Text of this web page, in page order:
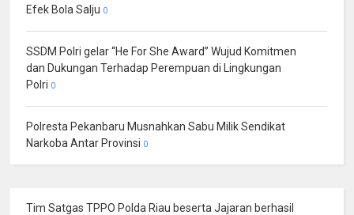
Efek Bola Salju 0
SSDM Polri gelar “He For She Award” Wujud Komitmen
dan Dukungan Terhadap Perempuan di Lingkungan
Polri 0
Polresta Pekanbaru Musnahkan Sabu Milik Sendikat
Narkoba Antar Provinsi 0
Tim Satgas TPPO Polda Riau beserta Jajaran berhasil